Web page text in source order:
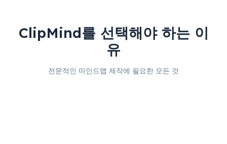
ClipMind를 선택해야 하는 이
유
전문적인 마인드맵 제작에 필요한 모든 것